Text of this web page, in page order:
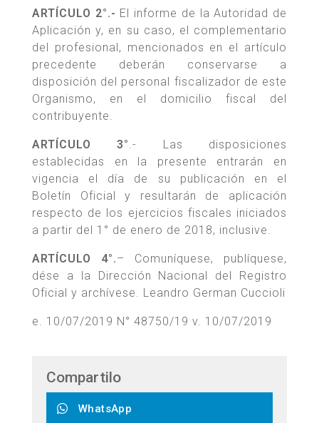
ARTÍCULO 2°.- El informe de la Autoridad de
Aplicación y, en su caso, el complementario
del profesional, mencionados en el artículo
precedente deberán conservarse a
disposición del personal fiscalizador de este
Organismo, en el domicilio fiscal del
contribuyente.
ARTÍCULO 3°.- Las disposiciones
establecidas en la presente entrarán en
vigencia el día de su publicación en el
Boletín Oficial y resultarán de aplicación
respecto de los ejercicios fiscales iniciados
a partir del 1° de enero de 2018, inclusive.
ARTÍCULO 4°.– Comuníquese, publíquese,
dése a la Dirección Nacional del Registro
Oficial y archívese. Leandro German Cuccioli
e. 10/07/2019 N° 48750/19 v. 10/07/2019
Compartilo
WhatsApp